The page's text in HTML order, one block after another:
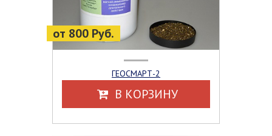
от 800 Руб.
ГЕОСМАРТ-2
В КОРЗИНУ